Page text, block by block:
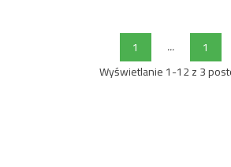
1 ...
1
Wyświetlanie 1-12 z 3